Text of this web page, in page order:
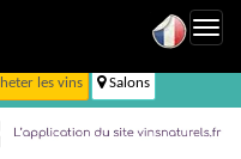
les vins Salons